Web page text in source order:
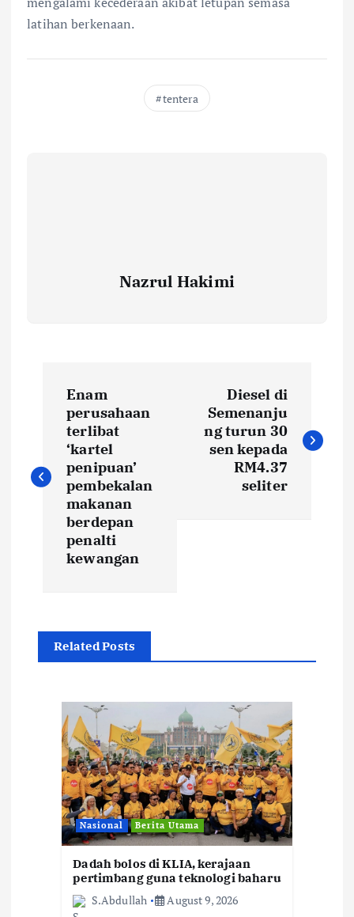
latihan berkenaan.
tentera
Nazrul Hakimi
s
t
Enam
perusahaan
terlibat
‘kartel
penipuan’
pembekalan
makanan
berdepan
penalti
kewangan
Diesel di
Semenanju
ng turun 30
sen kepada
RM4.37
seliter
Related Posts
Nasional Berita Utama
Dadah bolos di KLIA, kerajaan
pertimbang guna teknologi baharu
S.Abdullah
August 9, 2026